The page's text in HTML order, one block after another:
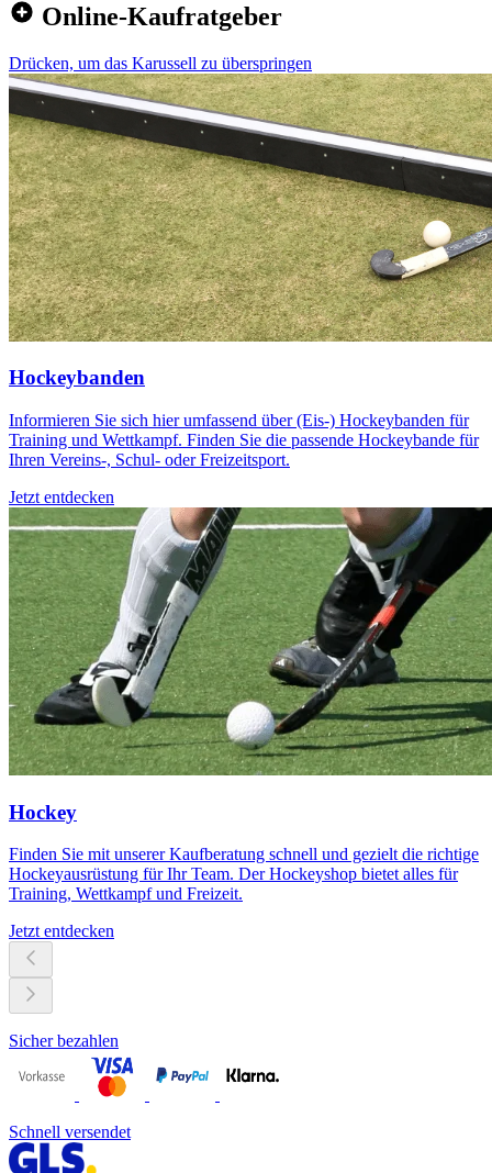
Online-Kaufratgeber
Drücken, um das Karussell zu überspringen
Hockeybanden
Informieren Sie sich hier umfassend über (Eis-) Hockeybanden für
Training und Wettkampf. Finden Sie die passende Hockeybande für
Ihren Vereins-, Schul- oder Freizeitsport.
Jetzt entdecken
Hockey
Finden Sie mit unserer Kaufberatung schnell und gezielt die richtige
Hockeyausrüstung für Ihr Team. Der Hockeyshop bietet alles für
Training, Wettkampf und Freizeit.
Jetzt entdecken
Sicher bezahlen
Schnell versendet